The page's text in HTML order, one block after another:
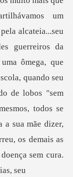
um
alcateia...seu
guerreiros da
ô